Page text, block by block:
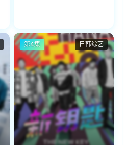
日韩综艺
第4集